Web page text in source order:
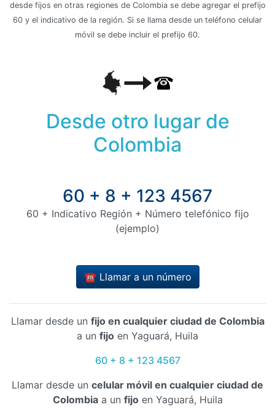
desde fijos en otras regiones de Colombia se debe agregar el prefijo
60 y el indicativo de la región. Si se llama desde un teléfono celular
móvil se debe incluir el prefijo 60.
Desde otro lugar de
Colombia
60 + 8 + 123 4567
60 + Indicativo Región + Número telefónico fijo
(ejemplo)
☎️ Llamar a un número
Llamar desde un fijo en cualquier ciudad de Colombia
a un fijo en Yaguará, Huila
60 + 8 + 123 4567
Llamar desde un celular móvil en cualquier ciudad de
Colombiaa un fijoen Yaguará, Huila